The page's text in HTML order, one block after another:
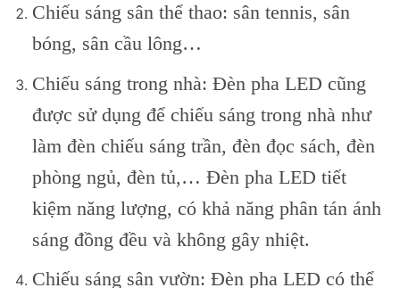
Chiếu sáng sân thể thao: sân tennis, sân
bóng, sân cầu lông…
Chiếu sáng trong nhà: Đèn pha LED cũng
được sử dụng để chiếu sáng trong nhà như
làm đèn chiếu sáng trần, đèn đọc sách, đèn
phòng ngủ, đèn tủ,… Đèn pha LED tiết
kiệm năng lượng, có khả năng phân tán ánh
sáng đồng đều và không gây nhiệt.
Chiếu sáng sân vườn: Đèn pha LED có thể